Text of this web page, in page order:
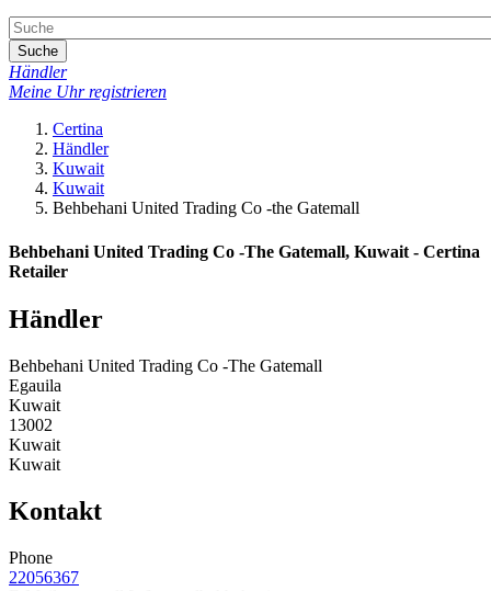
Suche
Händler
Meine Uhr registrieren
Certina
Händler
Kuwait
Kuwait
Behbehani United Trading Co -the Gatemall
Behbehani United Trading Co -The Gatemall, Kuwait - Certina
Retailer
Händler
Behbehani United Trading Co -The Gatemall
Egauila
Kuwait
13002
Kuwait
Kuwait
Kontakt
Phone
22056367